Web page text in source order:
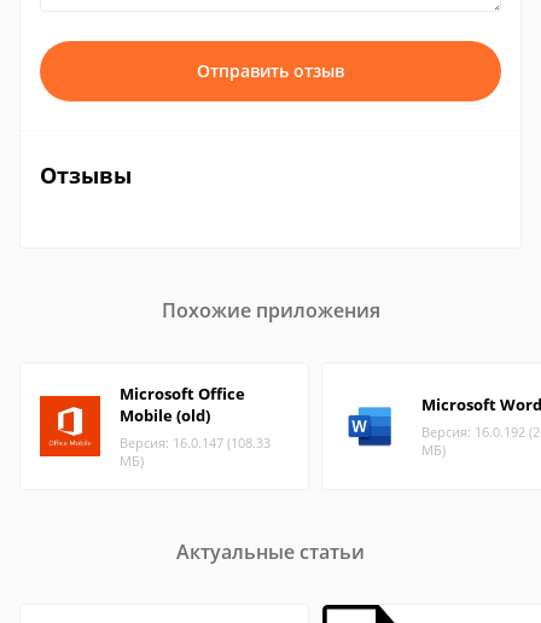
Отправить отзыв
Отзывы
Похожие приложения
Microsoft Office
Mobile (old)
Версия: 16.0.147 (108.33
МБ)
Microsoft Word
Версия: 16.0.192
МБ)
Актуальные статьи